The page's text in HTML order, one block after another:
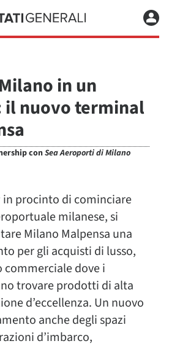
in un
nuovo terminal
conSea Aeroporti di Milano
in procinto di cominciare
milanese, si
Milano Malpensa una
per gli acquisti di lusso,
commerciale dove i
trovare prodotti di alta
d’eccellenza. Un nuovo
anche degli spazi
d’imbarco,